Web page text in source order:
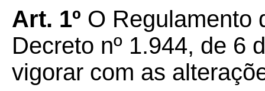
Art. 1º O Regulamento
Decreto nº 1.944, de 6
vigorar com as